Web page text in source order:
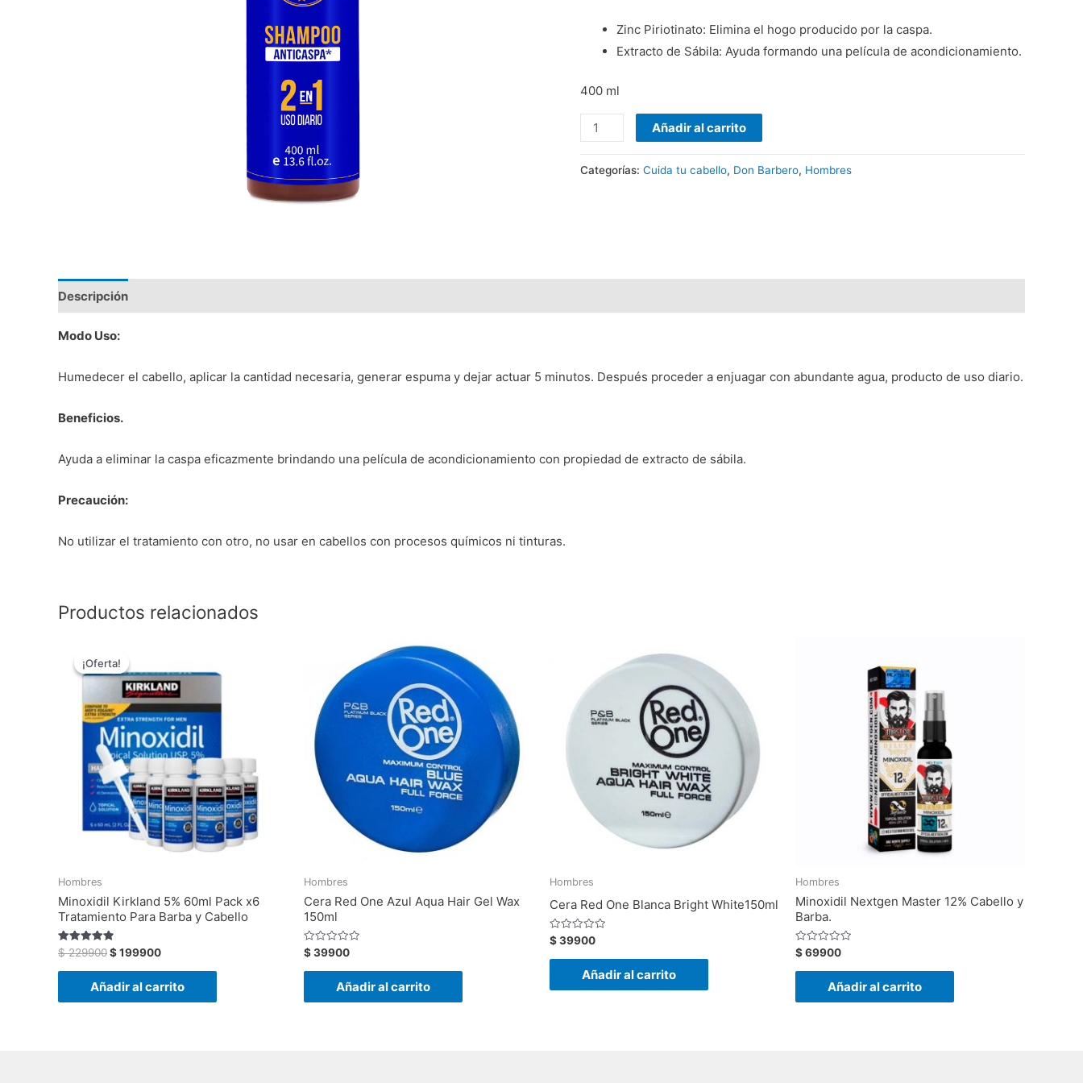
Zinc Piriotinato: Elimina el hogo producido por la caspa.
Extracto de Sábila: Ayuda formando una película de acondicionamiento.
400 ml
Añadir al carrito
Categorías: Cuida tu cabello, Don Barbero, Hombres
Descripción
Modo Uso:
Humedecer el cabello, aplicar la cantidad necesaria, generar espuma y dejar actuar 5 minutos. Después proceder a enjuagar con abundante agua, producto de uso diario.
Beneficios.
Ayuda a eliminar la caspa eficazmente brindando una película de acondicionamiento con propiedad de extracto de sábila.
Precaución:
No utilizar el tratamiento con otro, no usar en cabellos con procesos químicos ni tinturas.
Productos relacionados
¡Oferta!
¡Oferta!
Hombres
Minoxidil Kirkland 5% 60ml Pack x6
Tratamiento Para Barba y Cabello
Valorado
con
4.88
$229900
original
era:
$ 229900.
$199900
actual
es:
$ 199900.
Añadir al carrito
Hombres
Cera Red One Azul Aqua Hair Gel Wax
150ml
Valorado
con
0
$39900
Añadir al carrito
Hombres
Cera Red One Blanca Bright White150ml
Valorado
con
0
$39900
Añadir al carrito
Hombres
Minoxidil Nextgen Master 12% Cabello y
Barba.
Valorado
con
0
$69900
Añadir al carrito